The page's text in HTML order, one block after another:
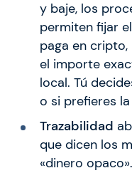
y baje, los
permiten fijar
paga en
el importe
local. Tú
o si prefieres
Trazabilidad
que dicen los
«dinero